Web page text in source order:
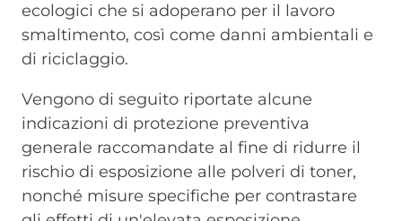
ecologici che si adoperano per il lavoro
smaltimento, così come danni ambientali e
di riciclaggio.
Vengono di seguito riportate alcune
indicazioni di protezione preventiva
generale raccomandate al fine di ridurre il
rischio di esposizione alle polveri di toner,
nonché misure specifiche per contrastare